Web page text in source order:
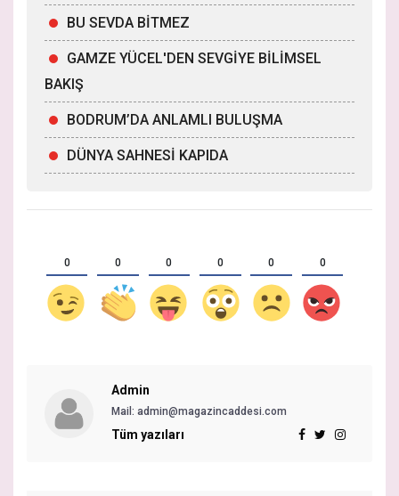
BU SEVDA BİTMEZ
GAMZE YÜCEL'DEN SEVGİYE BİLİMSEL
BAKIŞ
BODRUM’DA ANLAMLI BULUŞMA
DÜNYA SAHNESİ KAPIDA
0 0 0 0 0 0
Admin
Mail: admin@magazincaddesi.com
Tüm yazıları